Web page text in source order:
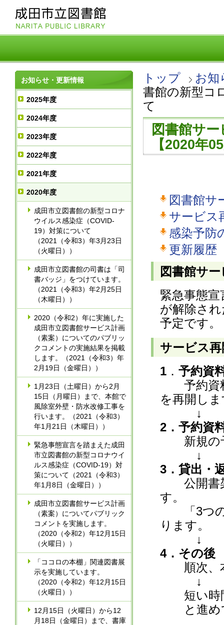
お知らせ・更新情報
2025年度
2024年度
2023年度
2022年度
2021年度
2020年度
成田市立図書館の新型コロナ
ウイルス感染症（COVID-
19）対策について
（2021（令和3）年3月23日
（火曜日））
成田市立図書館の司書は「司
書バッジ」をつけています。
（2021（令和3）年2月25日
（木曜日））
2020（令和2）年に実施した
成田市立図書館サービス計画
（素案）についてのパブリッ
クコメントの実施結果を掲載
します。（2021（令和3）年
2月19日（金曜日））
1月23日（土曜日）から2月
15日（月曜日）まで、本館で
風除室外壁・防水改修工事を
行います。（2021（令和3）
年1月21日（木曜日））
緊急事態宣言を踏まえた成田
市立図書館の新型コロナウイ
ルス感染症（COVID-19）対
策について（2021（令和3）
年1月8日（金曜日））
成田市立図書館サービス計画
（素案）についてパブリック
コメントを実施します。
（2020（令和2）年12月15日
（火曜日））
「ココロの本棚」関連図書展
示を実施しています。
（2020（令和2）年12月15日
（火曜日））
12月15日（火曜日）から12
月18日（金曜日）まで、書庫
トップ
お知
書館の新型コ
て
図書館サ
【2020年
図書館サ
サービス
感染予防
更新履歴
図書館サ
緊急事態
が解除さ
予定です。
サービス
1 ． 予約資
予約資料
を再開し
↓
2．予約資
新規の予
↓
3．貸出・
公開書架
す。
「3つの
ります。
↓
4．その後
順次、本
↓
短い時
と進め